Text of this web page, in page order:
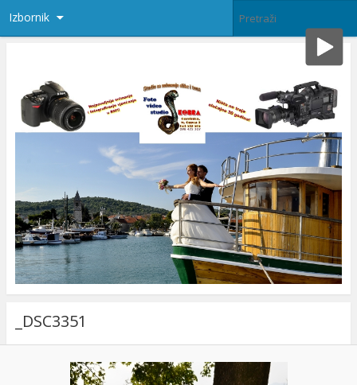
Izbornik
_DSC3351